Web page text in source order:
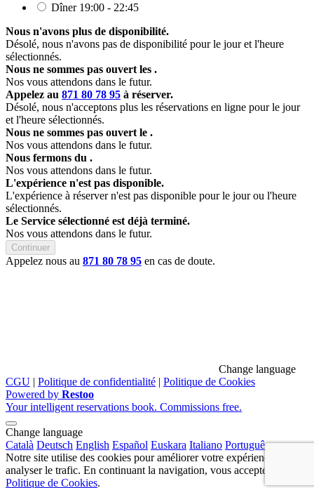
Dîner 19:00 - 22:45
Nous n'avons plus de disponibilité.
Désolé, nous n'avons pas de disponibilité pour le jour et l'heure
sélectionnés.
Nous ne sommes pas ouvert les .
Nos vous attendons dans le futur.
Appelez au 871 80 78 95 à réserver.
Désolé, nous n'acceptons plus les réservations en ligne pour le jour
et l'heure sélectionnés.
Nous ne sommes pas ouvert le .
Nos vous attendons dans le futur.
Nous fermons du .
Nos vous attendons dans le futur.
L'expérience n'est pas disponible.
L'expérience à réserver n'est pas disponible pour le jour ou l'heure
sélectionnés.
Le Service sélectionné est déjà terminé.
Nos vous attendons dans le futur.
Continuer
Appelez nous au 871 80 78 95 en cas de doute.
Change language
CGU | Politique de confidentialité | Politique de Cookies
Powered by Restoo
Your intelligent reservations book. Commissions free.
Change language
Català Deutsch English Español Euskara Italiano Português
Notre site utilise des cookies pour améliorer votre expérience et
analyser le trafic. En continuant la navigation, vous acceptez nos
Politique de Cookies.